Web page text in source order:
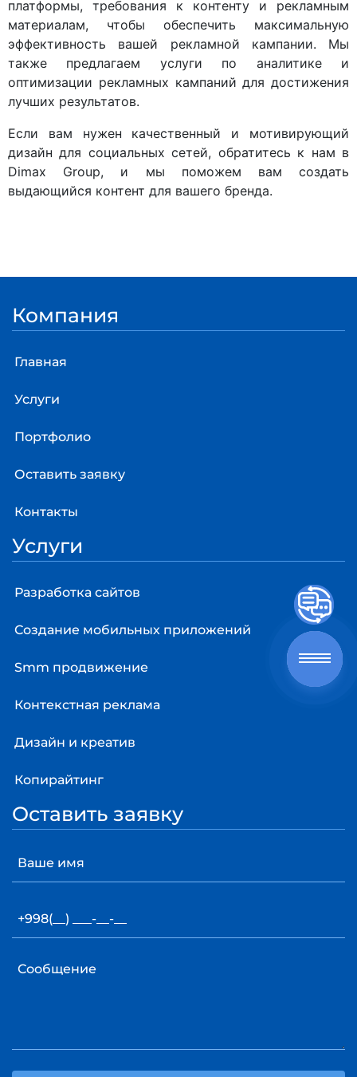
платформы, требования к контенту и рекламным
материалам, чтобы обеспечить максимальную
эффективность вашей рекламной кампании. Мы
также предлагаем услуги по аналитике и
оптимизации рекламных кампаний для достижения
лучших результатов.
Если вам нужен качественный и мотивирующий
дизайн для социальных сетей, обратитесь к нам в
Dimax Group, и мы поможем вам создать
выдающийся контент для вашего бренда.
Компания
Главная
Услуги
Портфолио
Оставить заявку
Контакты
Услуги
Разработка сайтов
Создание мобильных приложений
Smm продвижение
Контекстная реклама
Дизайн и креатив
Копирайтинг
Оставить заявку